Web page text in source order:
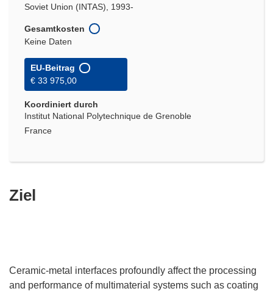
Soviet Union (INTAS), 1993-
Gesamtkosten
Keine Daten
EU-Beitrag
€ 33 975,00
Koordiniert durch
Institut National Polytechnique de Grenoble
France
Ziel
Ceramic-metal interfaces profoundly affect the processing
and performance of multimaterial systems such as coating